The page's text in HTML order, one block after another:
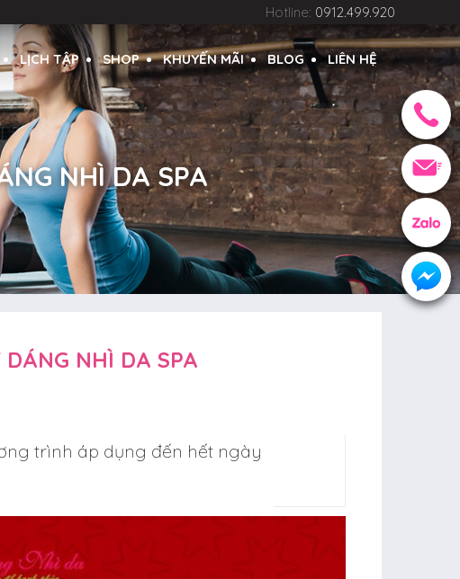
Hotline: 0912.499.920
LỊCH TẬP SHOP KHUYẾN MÃI BLOG LIÊN HỆ
NHÌ DA SPA
NHÌ DA SPA
trình áp dụng đến hết ngày